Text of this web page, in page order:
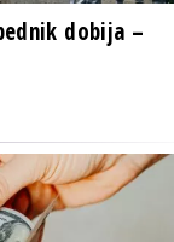
dobija –